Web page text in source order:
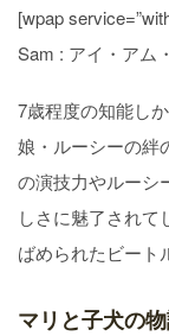
[wpap
Sam : アイ・アム
7歳程度の知能し
娘・ルーシーの絆
の演技力やルーシ
しさに魅了されて
ばめられたビート
マリと子犬の